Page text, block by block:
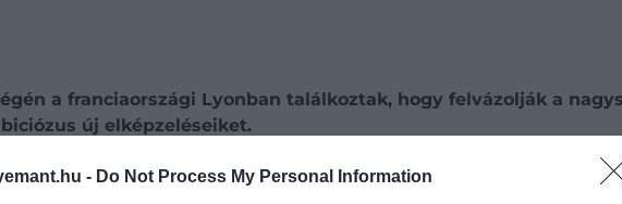
- Do Not Process My Personal Information
a franciaországi Lyonban találkoztak, hogy felvázolják a
új elképzeléseiket.
oldalunkat preferált forrásként a Google Keresőben